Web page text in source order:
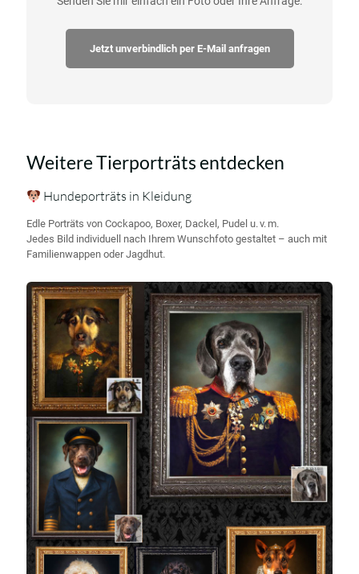
Jetzt unverbindlich per E-Mail anfragen
Weitere Tierporträts entdecken
Hundeporträts in Kleidung
Edle Porträts von Cockapoo, Boxer, Dackel, Pudel u. v. m.
Jedes Bild individuell nach Ihrem Wunschfoto gestaltet – auch mit
Familienwappen oder Jagdhut.